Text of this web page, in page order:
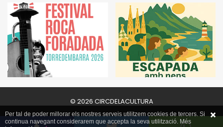
© 2026 CIRCDELACULTURA
Per tal de poder millorar els nostres serveis utilitzem cookies de tercers. Si
continua navegant considerarem que accepta la seva utilització. Més